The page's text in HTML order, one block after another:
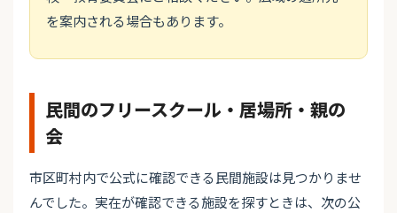
を案内される場合もあります。
民間のフリースクール・居場所・親の
会
市区町村内で公式に確認できる民間施設は見つかりませ
んでした。実在が確認できる施設を探すときは、次の公